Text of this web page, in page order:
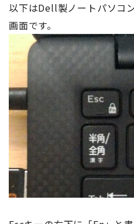
以下はDell製ノートパソコ
画面です。